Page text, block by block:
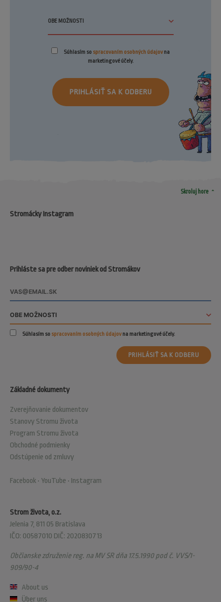
Súhlasím so spracovaním osobných údajovna
marketingové účely.
PRIHLÁSIŤ SA K ODBERU
Skroluj hore arrow_drop_up
Strom života, o.z.
Jelenia 7, 811 05 Bratislava
IČO: 00587010 DIČ: 2020830713
Občianske združenie reg. na MV SR dňa 17.5.1990 pod č. VVS/1-
909/90-4
About us
Über uns
Základné dokumenty
Zverejňovanie dokumentov
Stanovy Stromu života
Program Stromu života
Obchodné podmienky
Odstúpenie od zmluvy
Facebook • YouTube • Instagram
Prihláste sa pre odber noviniek od Stromákov
Súhlasím so spracovaním osobných údajovna marketingové účely.
PRIHLÁSIŤ SA K ODBERU
Stromácky Instagram